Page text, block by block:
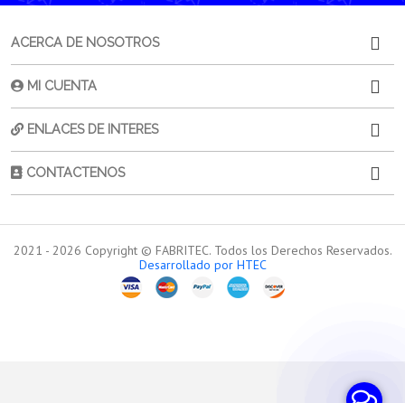
ACERCA DE NOSOTROS
MI CUENTA
ENLACES DE INTERES
CONTACTENOS
2021 - 2026 Copyright © FABRITEC. Todos los Derechos Reservados.
Desarrollado por HTEC